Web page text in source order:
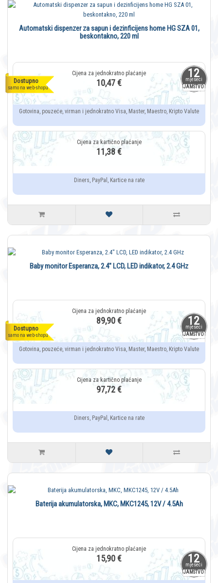
12
mjeseci
JAMSTVO
Dostupno
samo na web-shopu
Automatski dispenzer za sapun i dezinficijens home HG SZA 01,
beskontakno, 220 ml
10,47 €
Gotovina, pouzeće, virman i jednokratno Visa, Master, Maestro, Kripto Valute
11,38 €
Diners, PayPal, Kartice na rate
12
mjeseci
JAMSTVO
Dostupno
samo na web-shopu
Baby monitor Esperanza, 2.4" LCD, LED indikator, 2.4 GHz
89,90 €
Gotovina, pouzeće, virman i jednokratno Visa, Master, Maestro, Kripto Valute
97,72 €
Diners, PayPal, Kartice na rate
12
mjeseci
JAMSTVO
Baterija akumulatorska, MKC, MKC1245, 12V / 4.5Ah
15,90 €